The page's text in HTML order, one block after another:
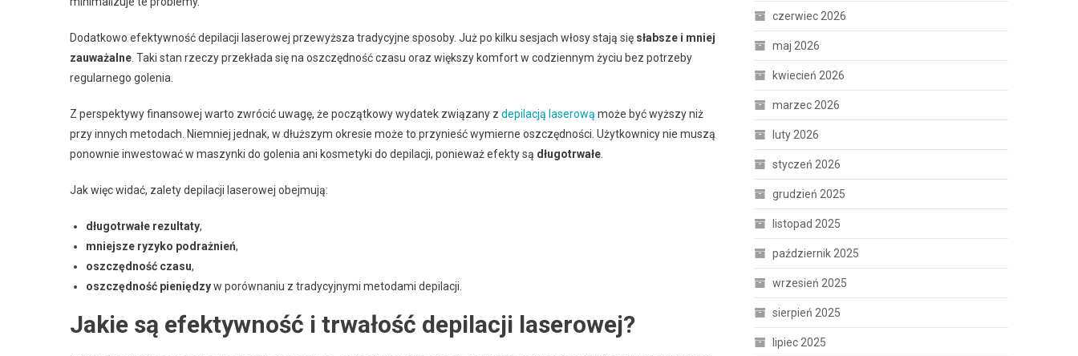
Dodatkowo efektywność depilacji laserowej przewyższa tradycyjne sposoby. Już po kilku sesjach włosy stają się słabsze i mniej
zauważalne . Taki stan rzeczy przekłada się na oszczędność czasu oraz większy komfort w codziennym życiu bez potrzeby
regularnego golenia.
Z perspektywy finansowej warto zwrócić uwagę, że początkowy wydatek związany z depilacją laserową może być wyższy niż
przy innych metodach. Niemniej jednak, w dłuższym okresie może to przynieść wymierne oszczędności. Użytkownicy nie muszą
ponownie inwestować w maszynki do golenia ani kosmetyki do depilacji, ponieważ efekty są długotrwałe
Jak więc widać, zalety depilacji laserowej obejmują:
długotrwałe rezultaty,
mniejsze ryzyko podrażnień,
oszczędność czasu,
oszczędność pieniędzyw porównaniu z tradycyjnymi metodami depilacji.
Jakie są efektywność i trwałość depilacji laserowej?
czerwiec 2026
maj 2026
kwiecień 2026
marzec 2026
luty 2026
styczeń 2026
grudzień 2025
listopad 2025
październik 2025
wrzesień 2025
sierpień 2025
lipiec 2025